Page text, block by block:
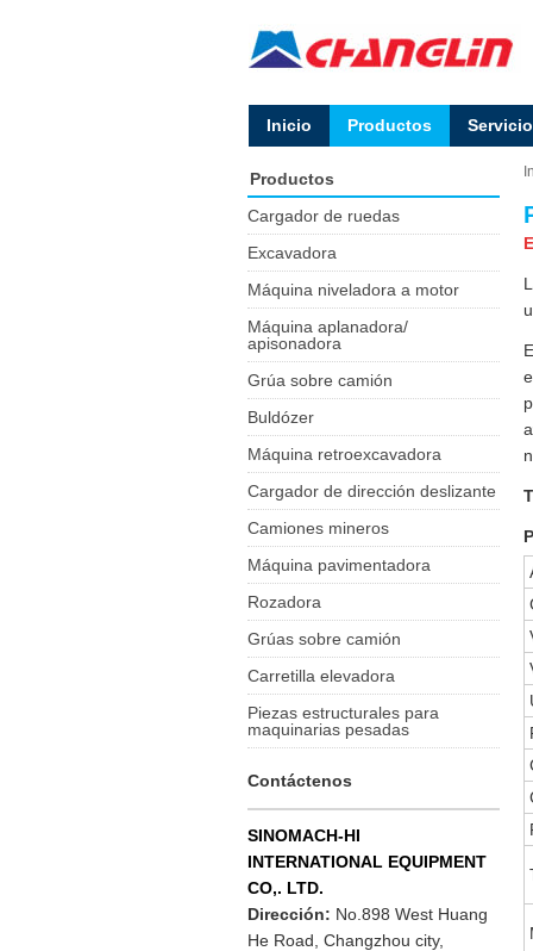
Inicio Productos
Productos
Cargador de ruedas
Excavadora
Máquina niveladora a motor
Máquina aplanadora/
apisonadora
Grúa sobre camión
Buldózer
Máquina retroexcavadora
Cargador de dirección deslizante
Camiones mineros
Máquina pavimentadora
Rozadora
Grúas sobre camión
Carretilla elevadora
Piezas estructurales para
maquinarias pesadas
Contáctenos
SINOMACH-HI
INTERNATIONAL EQUIPMENT
CO,. LTD.
Dirección: No.898 West Huang
He Road, Changzhou city,